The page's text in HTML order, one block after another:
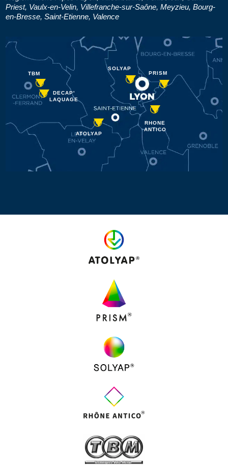
Priest, Vaulx-en-Velin, Villefranche-sur-Saône, Meyzieu, Bourg-
en-Bresse, Saint-Etienne, Valence